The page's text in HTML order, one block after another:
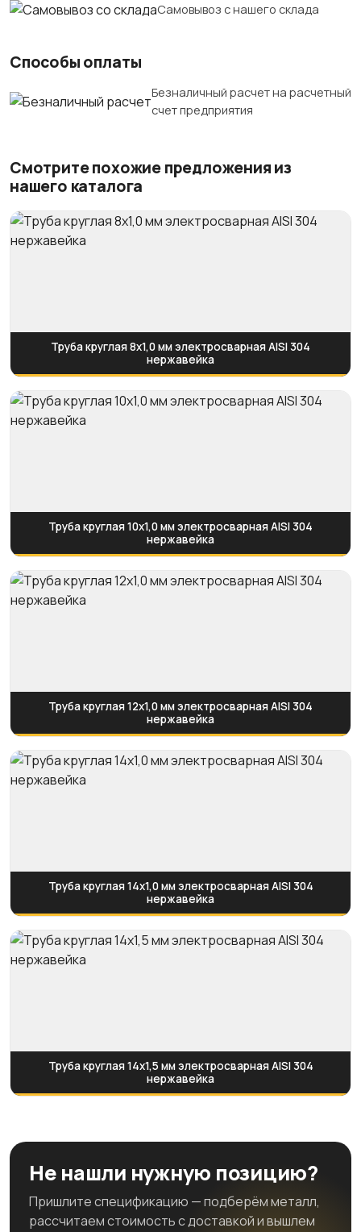
Самовывоз с нашего склада
Способы оплаты
Безналичный расчет на расчетный
счет предприятия
Смотрите похожие предложения из
нашего каталога
Труба круглая 8х1,0 мм электросварная AISI 304
нержавейка
Труба круглая 10х1,0 мм электросварная AISI 304
нержавейка
Труба круглая 12х1,0 мм электросварная AISI 304
нержавейка
Труба круглая 14х1,0 мм электросварная AISI 304
нержавейка
Труба круглая 14х1,5 мм электросварная AISI 304
нержавейка
Не нашли нужную позицию?
Пришлите спецификацию — подберём металл,
рассчитаем стоимость с доставкой и вышлем